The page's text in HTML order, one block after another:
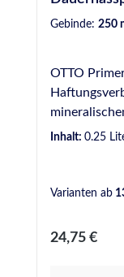
Gebinde: 250
OTTO Primer
Sicherheitsdatenblatt.
Mörtel,
Inhalt: 0.25
Varianten ab
Regulärer
24,75 €